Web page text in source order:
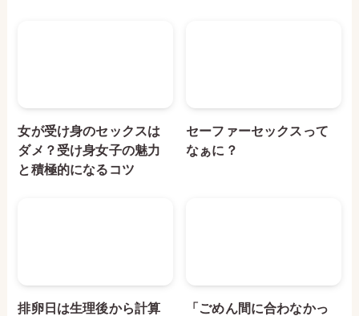
女が受け身のセックスは
ダメ？受け身女子の魅力
と積極的になるコツ
セーファーセックスって
なぁに？
排卵日は生理後から計算
「ごめん間に合わなかっ